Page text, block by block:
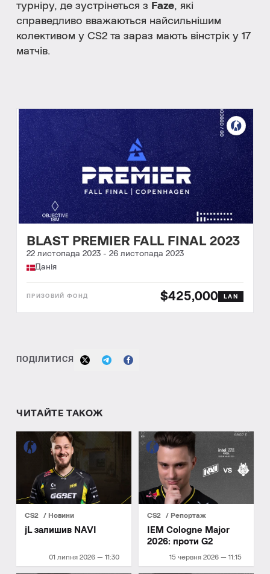
турніру, де зустрінеться з Faze, які
справедливо вважаються найсильнішим
колективом у СS2 та зараз мають вінстрік у 17
матчів.
BLAST PREMIER FALL FINAL 2023
22 листопада 2023 - 26 листопада 2023
Данія
$425,000 LAN
ПОДІЛИТИСЯ
ЧИТАЙТЕ ТАКОЖ
CS2 Новини
01 липня 2026 — 11:30
jL залишив NAVI
CS2 Репортаж
15 червня 2026 — 11:15
IEM Cologne Major
2026: проти G2